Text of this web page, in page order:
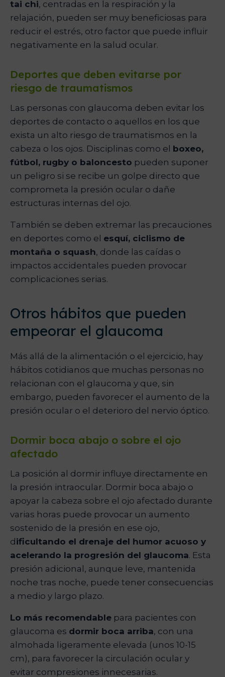
tai chi, centradas en la respiración y la
relajación, pueden ser muy beneficiosas para
reducir el estrés, otro factor que puede influir
negativamente en la salud ocular.
Deportes que deben evitarse por
riesgo de traumatismos
Las personas con glaucoma deben evitar los
deportes de contacto o aquellos en los que
exista un alto riesgo de traumatismos en la
cabeza o los ojos. Disciplinas como el boxeo,
fútbol, rugby o baloncesto pueden suponer
un peligro si se recibe un golpe directo que
comprometa la presión ocular o dañe
estructuras internas del ojo.
También se deben extremar las precauciones
en deportes como el esquí, ciclismo de
montaña o squash, donde las caídas o
impactos accidentales pueden provocar
complicaciones serias.
Otros hábitos que pueden
empeorar el glaucoma
Más allá de la alimentación o el ejercicio, hay
hábitos cotidianos que muchas personas no
relacionan con el glaucoma y que, sin
embargo, pueden favorecer el aumento de la
presión ocular o el deterioro del nervio óptico.
Dormir boca abajo o sobre el ojo
afectado
La posición al dormir influye directamente en
la presión intraocular. Dormir boca abajo o
apoyar la cabeza sobre el ojo afectado durante
varias horas puede provocar un aumento
sostenido de la presión en ese ojo,
d ificultando el drenaje del humor acuoso y
acelerando la progresión del glaucoma. Esta
presión adicional, aunque leve, mantenida
noche tras noche, puede tener consecuencias
a medio y largo plazo.
Lo más recomendable para pacientes con
glaucoma es dormir boca arriba, con una
almohada ligeramente elevada (unos 10-15
cm), para favorecer la circulación ocular y
evitar compresiones innecesarias.